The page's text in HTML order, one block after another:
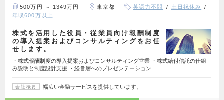
500万円 ～ 1349万円 東京都 英語力不問
土日祝休み
年収600万以上
株式を活用した役員・従業員向け報酬制度
の導入提案およびコンサルティングをお任
せします。
・株式報酬制度の導入提案およびコンサルティング営業 ・株式給付信託の仕組
み説明と制度設計支援 ・経営層へのプレゼンテーション…
会社概要 幅広い金融サービスを提供しています。